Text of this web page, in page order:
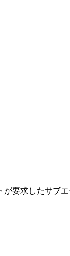
要求したサブ